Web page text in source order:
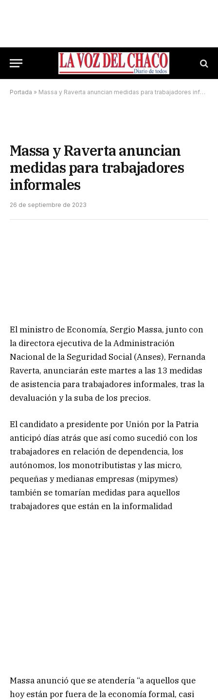
Portada » Massa y Raverta anuncian medidas para trabajadores informales
Massa y Raverta anuncian
medidas para trabajadores
informales
26 de septiembre de 2023
El ministro de Economía, Sergio Massa, junto con
la directora ejecutiva de la Administración
Nacional de la Seguridad Social (Anses), Fernanda
Raverta, anunciarán este martes a las 13 medidas
de asistencia para trabajadores informales, tras la
devaluación y la suba de los precios.
El candidato a presidente por Unión por la Patria
anticipó días atrás que así como sucedió con los
trabajadores en relación de dependencia, los
autónomos, los monotributistas y las micro,
pequeñas y medianas empresas (mipymes)
también se tomarían medidas para aquellos
trabajadores que están en la informalidad
Massa anunció que se atendería “a aquellos que
hoy están por fuera de la economía formal, casi